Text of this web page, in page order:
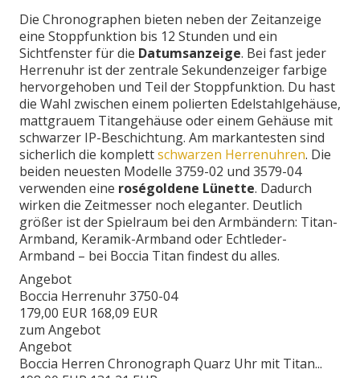
Die Chronographen bieten neben der Zeitanzeige
eine Stoppfunktion bis 12 Stunden und ein
Sichtfenster für die Datumsanzeige. Bei fast jeder
Herrenuhr ist der zentrale Sekundenzeiger farbige
hervorgehoben und Teil der Stoppfunktion. Du hast
die Wahl zwischen einem polierten Edelstahlgehäuse,
mattgrauem Titangehäuse oder einem Gehäuse mit
schwarzer IP-Beschichtung. Am markantesten sind
sicherlich die komplettschwarzen Herrenuhren. Die
beiden neuesten Modelle 3759-02 und 3579-04
verwenden eine roségoldene Lünette. Dadurch
wirken die Zeitmesser noch eleganter. Deutlich
größer ist der Spielraum bei den Armbändern: Titan-
Armband, Keramik-Armband oder Echtleder-
Armband – bei Boccia Titan findest du alles.
Angebot
Boccia Herrenuhr 3750-04
179,00 EUR 168,09 EUR
zum Angebot
Angebot
Boccia Herren Chronograph Quarz Uhr mit Titan...